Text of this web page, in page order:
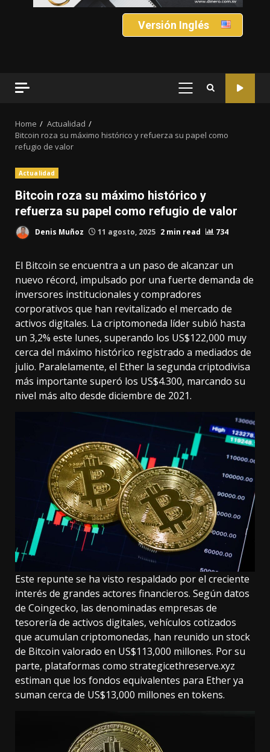
Versión Inglés
PRIMARY
Home
Actualidad
Bitcoin roza su máximo histórico y refuerza su papel como
refugio de valor
Actualidad
Bitcoin roza su máximo histórico y
refuerza su papel como refugio de valor
Denis Muñoz 11 agosto, 2025 2 min read 734
El Bitcoin se encuentra a un paso de alcanzar un
nuevo récord, impulsado por una fuerte demanda de
inversores institucionales y compradores
corporativos que han revitalizado el mercado de
activos digitales. La criptomoneda líder subió hasta
un 3,2% este lunes, superando los US$122,000 muy
cerca del máximo histórico registrado a mediados de
julio. Paralelamente, el Ether la segunda criptodivisa
más importante superó los US$4.300, marcando su
nivel más alto desde diciembre de 2021.
Este repunte se ha visto respaldado por el creciente
interés de grandes actores financieros. Según datos
de Coingecko, las denominadas empresas de
tesorería de activos digitales, vehículos cotizados
que acumulan criptomonedas, han reunido un stock
de Bitcoin valorado en US$113,000 millones. Por su
parte, plataformas como strategicethreserve.xyz
estiman que los fondos equivalentes para Ether ya
suman cerca de US$13,000 millones en tokens.